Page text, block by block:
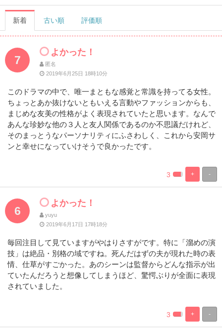
新着 古い順 評価順
7
よかった！
匿名
2019年6月25日 18時10分
このドラマの中で、唯一まともな感覚と常識を持ってる女性。
ちょっとあか抜けないともいえる言動やファッションからも、
まじめな友美の性格がよく表現されていたと思います。なんで
あんな珍妙な他の３人と友人関係であるのか不思議だけれど、
そのまっとうなパーソナリティにふさわしく、これから安岡サ
ンと幸せになっていけそうで良かったです。
-
+
%
Complete
100%
Complete
3
6
よかった！
yuyu
2019年6月17日 17時18分
毎回注目して見ていますがやはりさすがです。特に「溜めの演
技」は絶品・別格の域ですね。死んだはずの夫が現れた時の表
情、仕草がすごかった。あのシーンは監督からどんな指示が出
ていたんだろうと想像してしまうほど、驚愕ぶりが全面に表現
されていました。
-
+
%
Complete
100%
Complete
3